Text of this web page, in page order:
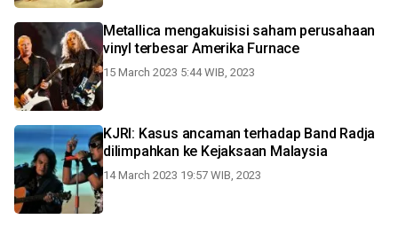
Metallica mengakuisisi saham perusahaan
vinyl terbesar Amerika Furnace
15 March 2023 5:44 WIB, 2023
KJRI: Kasus ancaman terhadap Band Radja
dilimpahkan ke Kejaksaan Malaysia
14 March 2023 19:57 WIB, 2023